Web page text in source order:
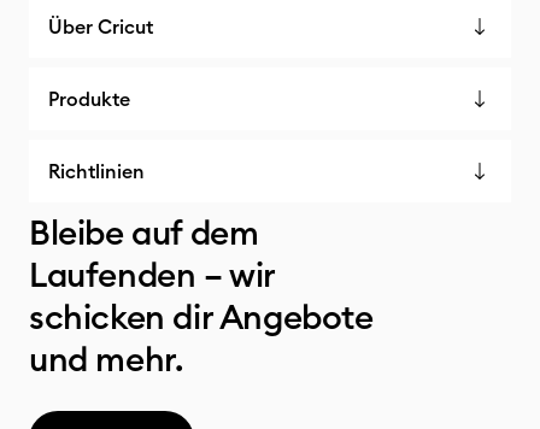
Über Cricut
Produkte
Richtlinien
Bleibe auf dem
Laufenden – wir
schicken dir Angebote
und mehr.